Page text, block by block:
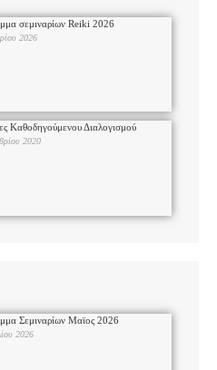
σεμιναρίων Reiki 2026
2026
Καθοδηγούμενου Διαλογισμού
2020
Σεμιναρίων Μαϊος 2026
2026